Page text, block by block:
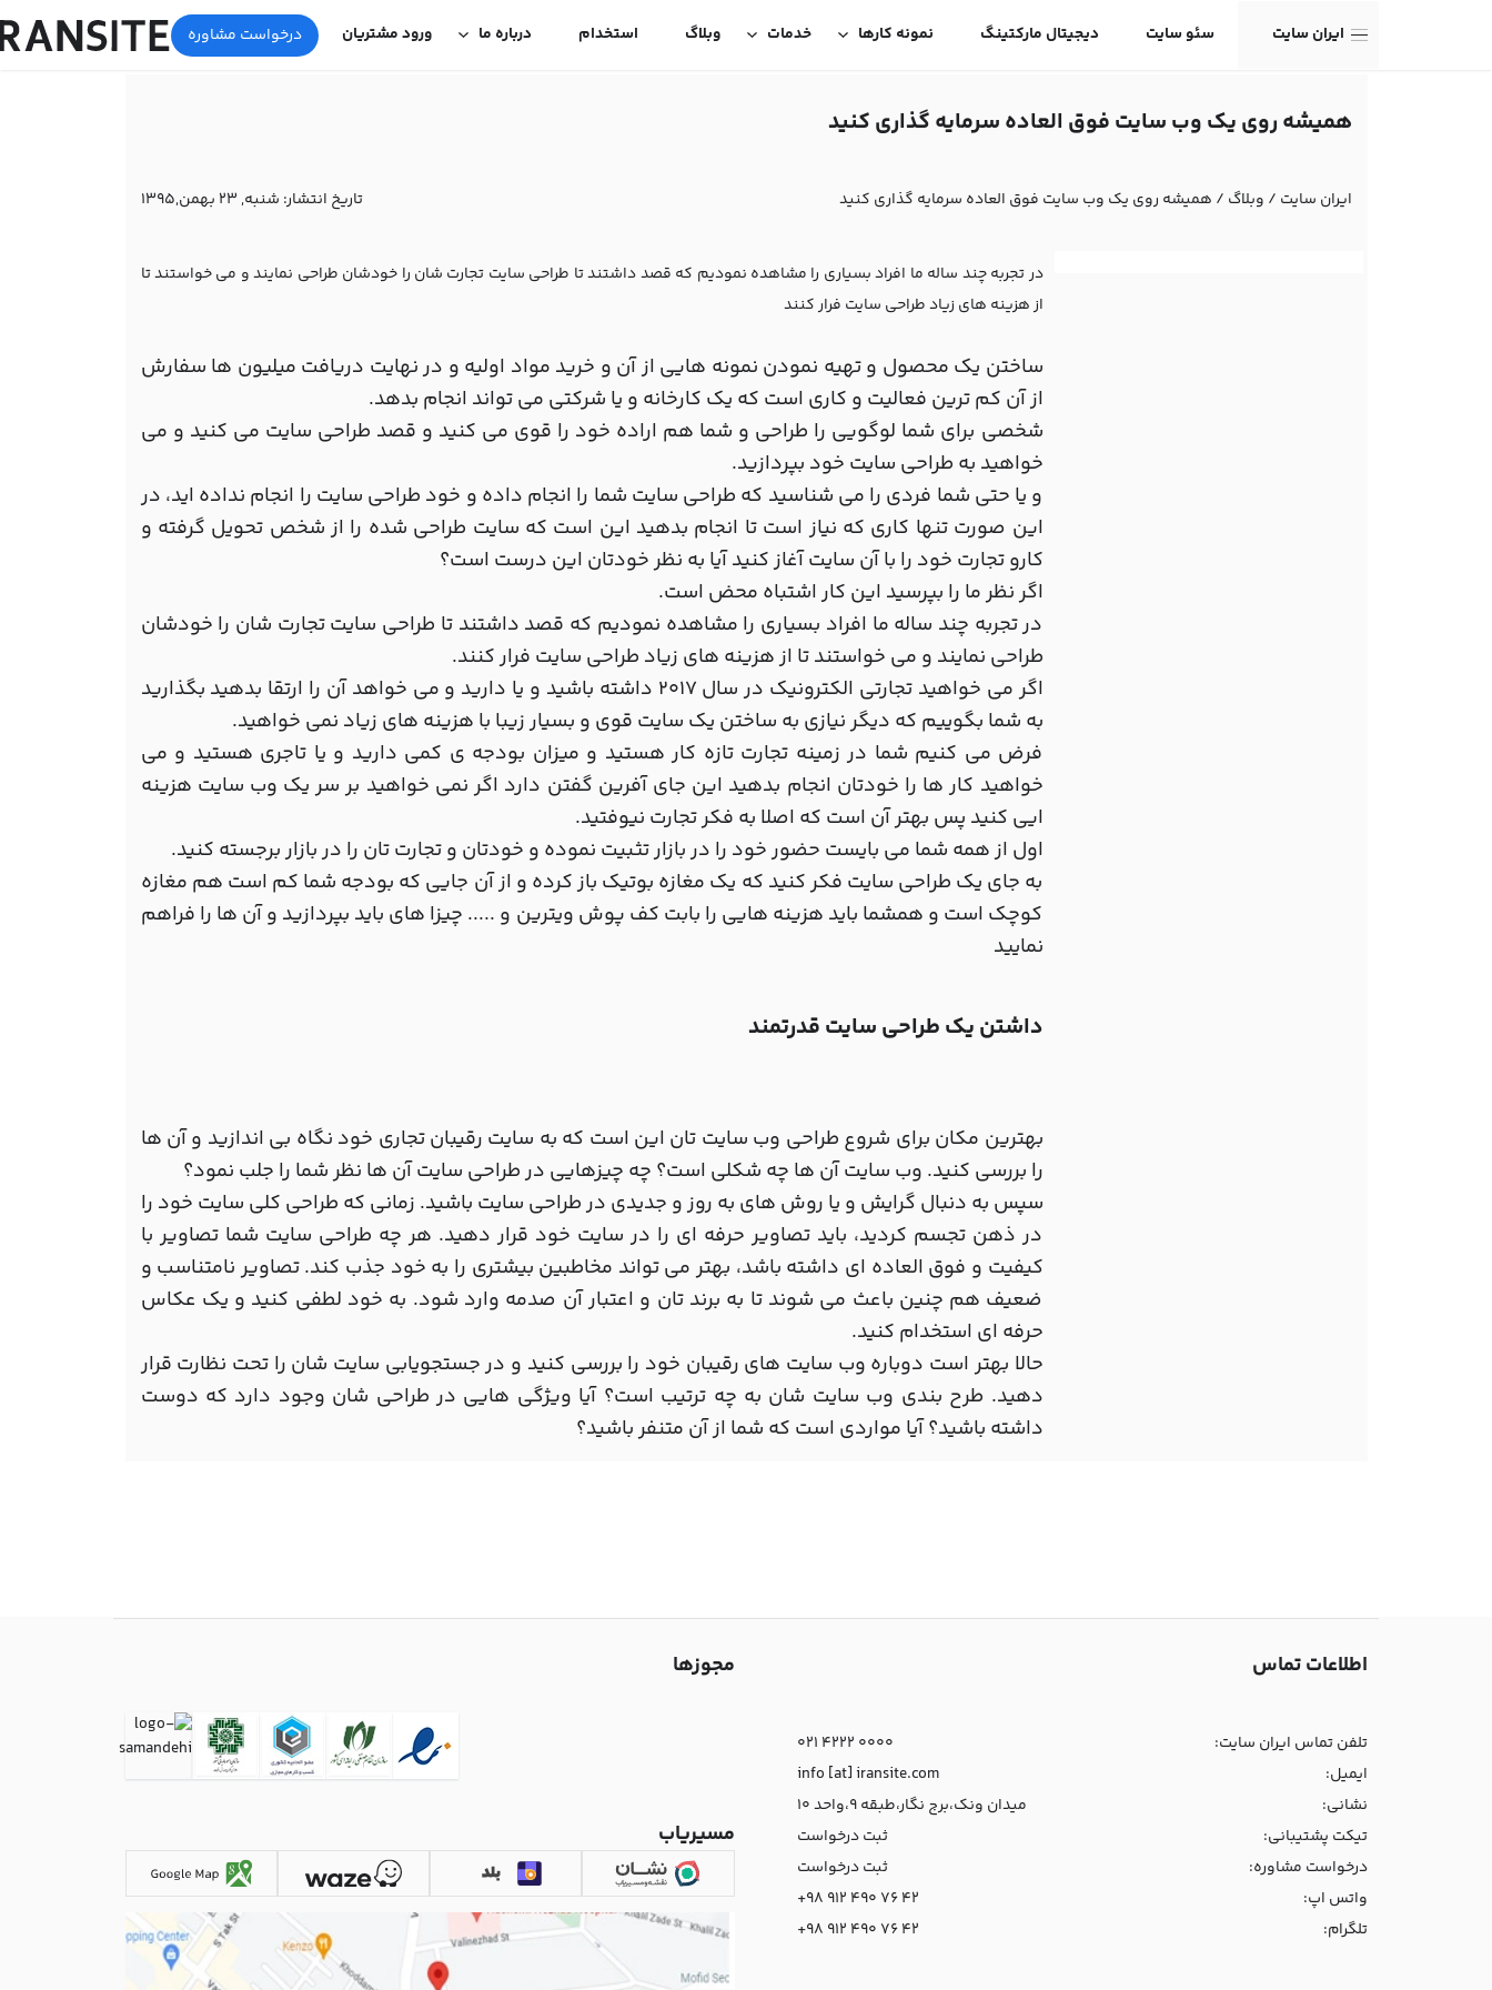
ایران سایت سئو سایت دیجیتال مارکتینگ نمونه کارها خدمات وبلاگ استخدام درباره ما ورود مشتریان درخواست مشاوره
همیشه روی یک وب سایت فوق العاده سرمایه گذاری کنید
ایران سایت / وبلاگ / همیشه روی یک وب سایت فوق العاده سرمایه گذاری کنید تاریخ انتشار: شنبه, 23 بهمن,1395
در تجربه چند ساله ما افراد بسیاری را مشاهده نمودیم که قصد داشتند تا طراحی سایت تجارت شان را خودشان طراحی نمایند و می خواستند تا
از هزینه های زیاد طراحی سایت فرار کنند
ساختن یک محصول و تهیه نمودن نمونه هایی از آن و خرید مواد اولیه و در نهایت دریافت میلیون ها سفارش
از آن کم ترین فعالیت و کاری است که یک کارخانه و یا شرکتی می تواند انجام بدهد.
شخصی برای شما لوگویی را طراحی و شما هم اراده خود را قوی می کنید و قصد طراحی سایت می کنید و می
خواهید به طراحی سایت خود بپردازید.
و یا حتی شما فردی را می شناسید که طراحی سایت شما را انجام داده و خود طراحی سایت را انجام نداده اید، در
این صورت تنها کاری که نیاز است تا انجام بدهید این است که سایت طراحی شده را از شخص تحویل گرفته و
کارو تجارت خود را با آن سایت آغاز کنید آیا به نظر خودتان این درست است؟
اگر نظر ما را بپرسید این کار اشتباه محض است.
در تجربه چند ساله ما افراد بسیاری را مشاهده نمودیم که قصد داشتند تا طراحی سایت تجارت شان را خودشان
طراحی نمایند و می خواستند تا از هزینه های زیاد طراحی سایت فرار کنند.
اگر می خواهید تجارتی الکترونیک در سال 2017 داشته باشید و یا دارید و می خواهد آن را ارتقا بدهید بگذارید
به شما بگوییم که دیگر نیازی به ساختن یک سایت قوی و بسیار زیبا با هزینه های زیاد نمی خواهید.
فرض می کنیم شما در زمینه تجارت تازه کار هستید و میزان بودجه ی کمی دارید و یا تاجری هستید و می
خواهید کار ها را خودتان انجام بدهید این جای آفرین گفتن دارد اگر نمی خواهید بر سر یک وب سایت هزینه
ایی کنید پس بهتر آن است که اصلا به فکر تجارت نیوفتید.
اول از همه شما می بایست حضور خود را در بازار تثبیت نموده و خودتان و تجارت تان را در بازار برجسته کنید.
به جای یک طراحی سایت فکر کنید که یک مغازه بوتیک باز کرده و از آن جایی که بودجه شما کم است هم مغازه
کوچک است و همشما باید هزینه هایی را بابت کف پوش ویترین و ..... چیزا های باید بپردازید و آن ها را فراهم
نمایید
داشتن یک طراحی سایت قدرتمند
بهترین مکان برای شروع طراحی وب سایت تان این است که به سایت رقیبان تجاری خود نگاه بی اندازید و آن ها
را بررسی کنید. وب سایت آن ها چه شکلی است؟ چه چیزهایی در طراحی سایت آن ها نظر شما را جلب نمود؟
سپس به دنبال گرایش و یا روش های به روز و جدیدی در طراحی سایت باشید. زمانی که طراحی کلی سایت خود را
در ذهن تجسم کردید، باید تصاویر حرفه ای را در سایت خود قرار دهید. هر چه طراحی سایت شما تصاویر با
کیفیت و فوق العاده ای داشته باشد، بهتر می تواند مخاطبین بیشتری را به خود جذب کند. تصاویر نامتناسب و
ضعیف هم چنین باعث می شوند تا به برند تان و اعتبار آن صدمه وارد شود. به خود لطفی کنید و یک عکاس
حرفه ای استخدام کنید.
حالا بهتر است دوباره وب سایت های رقیبان خود را بررسی کنید و در جستجویابی سایت شان را تحت نظارت قرار
دهید. طرح بندی وب سایت شان به چه ترتیب است؟ آیا ویژگی هایی در طراحی شان وجود دارد که دوست
داشته باشید؟ آیا مواردی است که شما از آن متنفر باشید؟
اطلاعات تماس
تلفن تماس ایران سایت:
021 4222 0000
ایمیل:
info [at] iransite.com
نشانی:
میدان ونک،برج نگار،طبقه 9،واحد 10
تیکت پشتیبانی:
ثبت درخواست
درخواست مشاوره:
ثبت درخواست
واتس اپ:
+98 912 490 76 42
تلگرام:
+98 912 490 76 42
مجوزها
مسیریاب